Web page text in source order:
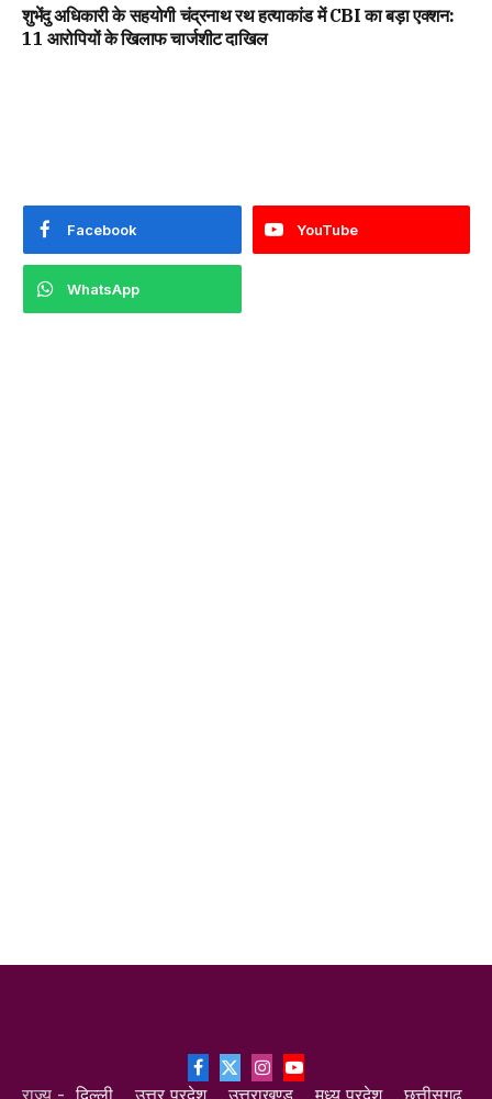
शुभेंदु अधिकारी के सहयोगी चंद्रनाथ रथ हत्याकांड में CBI का बड़ा एक्शन:
11 आरोपियों के खिलाफ चार्जशीट दाखिल
Facebook YouTube
WhatsApp
Facebook
X
InstagramYouTube